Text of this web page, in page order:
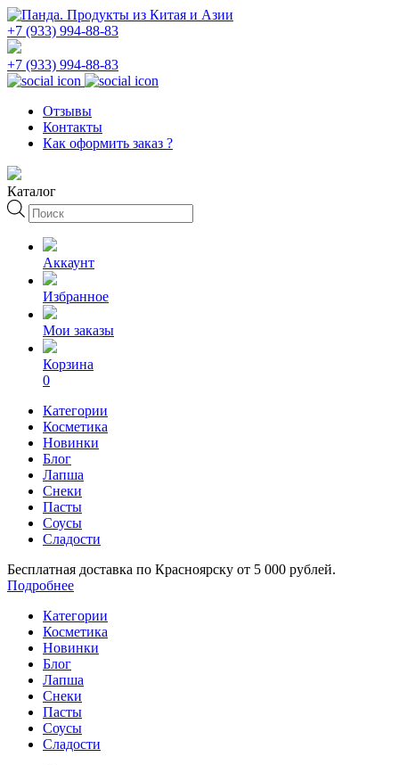
+7 (933) 994-88-83
+7 (933) 994-88-83
Отзывы
Контакты
Как оформить заказ ?
Каталог
Поиск
товаров
Аккаунт
Избранное
Мои заказы
Корзина
0
Категории
Косметика
Новинки
Блог
Лапша
Снеки
Пасты
Соусы
Сладости
Бесплатная доставка по Красноярску от 5 000 рублей.
Подробнее
Категории
Косметика
Новинки
Блог
Лапша
Снеки
Пасты
Соусы
Сладости